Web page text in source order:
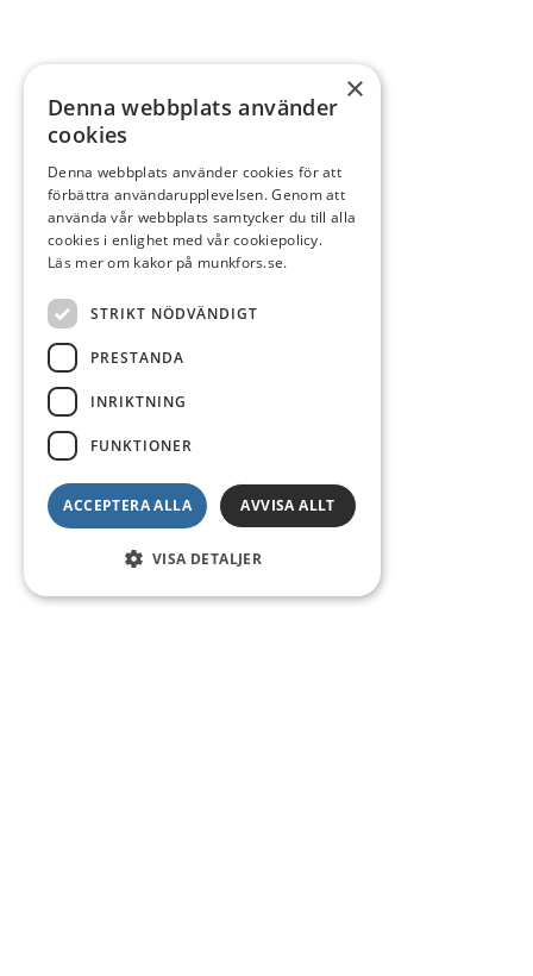
×
Denna webbplats använder
cookies
Denna webbplats använder cookies för att
förbättra användarupplevelsen. Genom att
använda vår webbplats samtycker du till alla
cookies i enlighet med vår cookiepolicy.
Läs mer om kakor på munkfors.se.
STRIKT NÖDVÄNDIGT
PRESTANDA
INRIKTNING
FUNKTIONER
ACCEPTERA ALLA AVVISA ALLT
VISA DETALJER